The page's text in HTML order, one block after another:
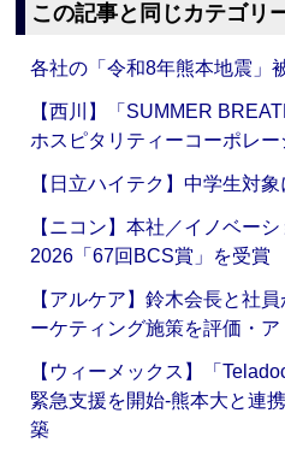
この記事と同じカテゴリ
各社の「令和8年熊本地震」
【西川】「SUMMER
ホスピタリティーコーポレ
【日立ハイテク】中学生対
【ニコン】本社／イノベー
2026「67回BCS賞」を受賞
【アルケア】鈴木会長と社
ーケティング施策を評価・ア
【ウィーメックス】「
緊急支援を開始‐熊本大と連
築